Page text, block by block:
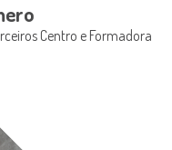
Centro e Formadora